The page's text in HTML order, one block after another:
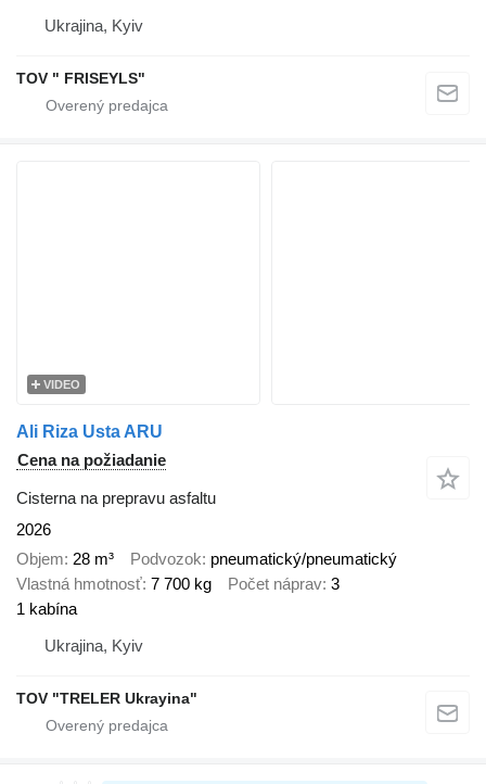
Ukrajina, Kyiv
TOV " FRISEYLS"
VIDEO
Ali Riza Usta ARU
Cena na požiadanie
Cisterna na prepravu asfaltu
2026
Objem 28 m³ Podvozok pneumatický/pneumatický
Vlastná hmotnosť 7 700 kg Počet náprav 3
1 kabína
Ukrajina, Kyiv
TOV "TRELER Ukrayina"